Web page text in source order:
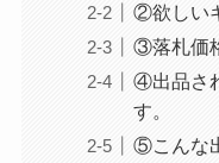
②欲しい
③落札価
④出品さ
す。
⑤こんな